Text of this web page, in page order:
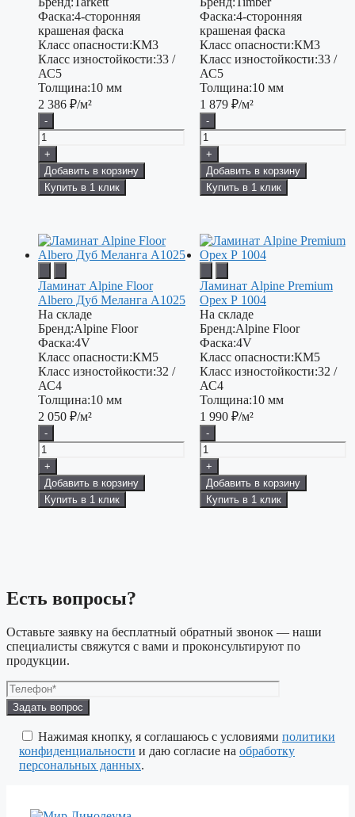
Фаска:4-сторонняя
крашеная фаска
Класс опасности:КМ3
Класс изностойкости:33 /
АС5
Толщина:10 мм
2 386 ₽/м²
-
+
Добавить в корзину
Купить в 1 клик
Фаска:4-сторонняя
крашеная фаска
Класс опасности:КМ3
Класс изностойкости:33 /
АС5
Толщина:10 мм
1 879 ₽/м²
-
+
Добавить в корзину
Купить в 1 клик
Ламинат Alpine Floor
Albero Дуб Меланга А1025
На складе
Бренд:Alpine Floor
Фаска:4V
Класс опасности:КМ5
Класс изностойкости:32 /
АС4
Толщина:10 мм
2 050 ₽/м²
-
+
Добавить в корзину
Купить в 1 клик
Ламинат Alpine Premium
Орех Р 1004
На складе
Бренд:Alpine Floor
Фаска:4V
Класс опасности:КМ5
Класс изностойкости:32 /
АС4
Толщина:10 мм
1 990 ₽/м²
-
+
Добавить в корзину
Купить в 1 клик
Есть вопросы?
Оставьте заявку на бесплатный обратный звонок — наши
специалисты свяжутся с вами и проконсультируют по
продукции.
Оставьте
это
поле
пустым.
Нажимая кнопку, я соглашаюсь с условиями политики
конфиденциальности и даю согласие на обработку
персональных данных.